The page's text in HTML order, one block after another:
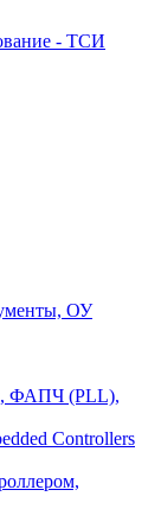
ОУ
ФАПЧ (PLL),
Controllers